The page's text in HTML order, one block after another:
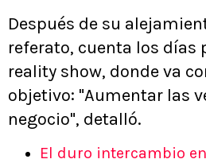
Después de su
referato, cuenta los días
reality show, donde va
objetivo: "Aumentar las
negocio", detalló.
El duro intercambio